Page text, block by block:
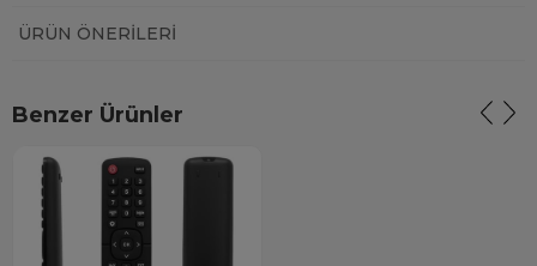
ÜRÜN ÖNERILERI
Benzer Ürünler